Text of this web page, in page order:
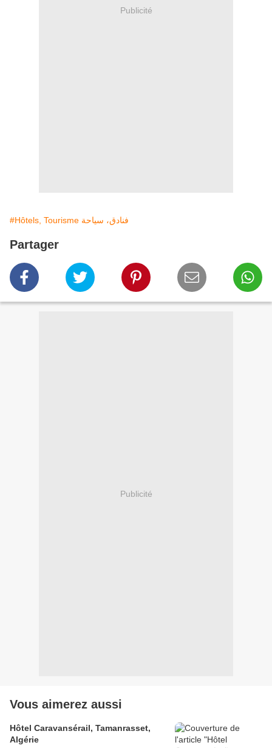
Publicité
#Hôtels, Tourisme فنادق، سياحة
Partager
Publicité
Vous aimerez aussi
Hôtel Caravansérail, Tamanrasset,
Algérie